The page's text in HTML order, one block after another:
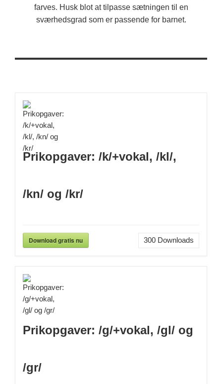
farves. Husk blot at tilpasse sætningen til en
sværhedsgrad som er passende for barnet.
Prikopgaver: /k/+vokal, /kl/,
/kn/ og /kr/
Download gratis nu 300Downloads
Prikopgaver: /g/+vokal, /gl/ og
/gr/